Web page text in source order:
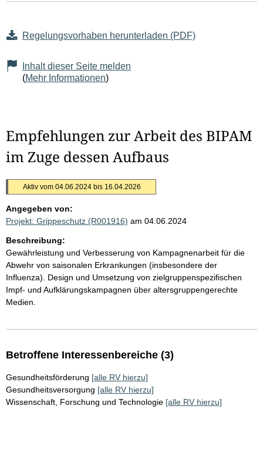
Regelungsvorhaben herunterladen (PDF)
Inhalt dieser Seite melden
(Mehr Informationen)
Empfehlungen zur Arbeit des BIPAM
im Zuge dessen Aufbaus
Aktiv vom 04.06.2024 bis 16.04.2026
Angegeben von:
Projekt: Grippeschutz (R001916) am 04.06.2024
Beschreibung:
Gewährleistung und Verbesserung von Kampagnenarbeit für die
Abwehr von saisonalen Erkrankungen (insbesondere der
Influenza). Design und Umsetzung von zielgruppenspezifischen
Impf- und Aufklärungskampagnen über altersgruppengerechte
Medien.
Betroffene Interessenbereiche (3)
Gesundheitsförderung [alle RV hierzu]
Gesundheitsversorgung [alle RV hierzu]
Wissenschaft, Forschung und Technologie [alle RV hierzu]